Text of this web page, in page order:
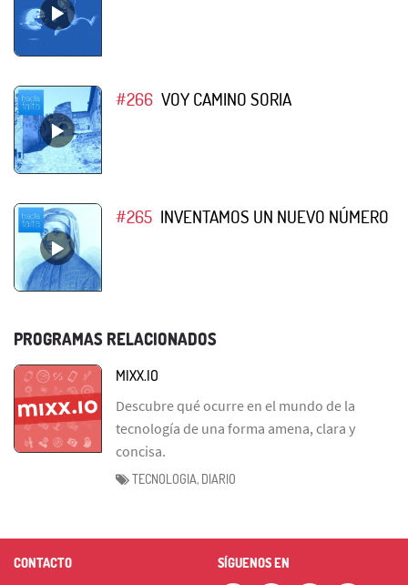
#266 VOY CAMINO SORIA
#265 INVENTAMOS UN NUEVO NÚMERO
PROGRAMAS RELACIONADOS
MIXX.IO
Descubre qué ocurre en el mundo de la
tecnología de una forma amena, clara y
concisa.
TECNOLOGIA, DIARIO
CONTACTO SÍGUENOS EN